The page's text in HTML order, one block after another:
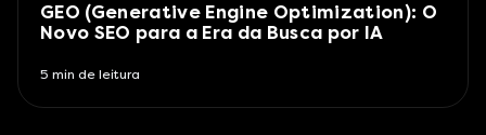
GEO (Generative Engine Optimization): O
Novo SEO para a Era da Busca por IA
5 min de leitura